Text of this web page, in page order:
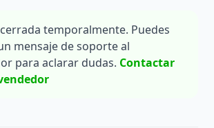
temporalmente. Puedes
mensaje de soporte al
para aclarar dudas. Contactar